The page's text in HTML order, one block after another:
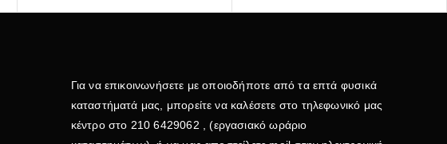
Για να επικοινωνήσετε με οποιοδήποτε από τα επτά φυσικά
καταστήματά μας, μπορείτε να καλέσετε στο τηλεφωνικό μας
κέντρο στο 210 6429062 , (εργασιακό ωράριο